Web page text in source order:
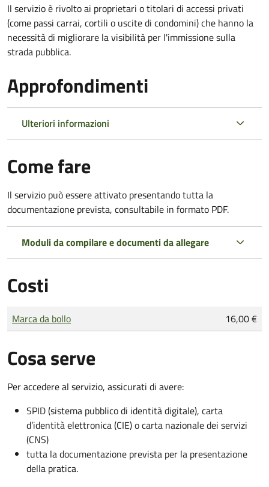
Il servizio è rivolto ai proprietari o titolari di accessi privati
(come passi carrai, cortili o uscite di condomini) che hanno la
necessità di migliorare la visibilità per l'immissione sulla
strada pubblica.
Approfondimenti
Ulteriori informazioni
Come fare
Il servizio può essere attivato presentando tutta la
documentazione prevista, consultabile in formato PDF.
Moduli da compilare e documenti da allegare
Costi
Tipo di pagamento
Importo
Marca da bollo 16,00 €
Cosa serve
Per accedere al servizio, assicurati di avere:
SPID (sistema pubblico di identità digitale), carta
d’identità elettronica (CIE) o carta nazionale dei servizi
(CNS)
tutta la documentazione prevista per la presentazione
della pratica.